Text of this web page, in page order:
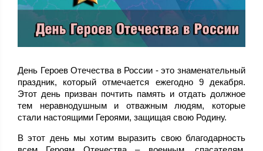
День Героев Отечества в России - это знаменательный
праздник, который отмечается ежегодно 9 декабря.
Этот день призван почтить память и отдать должное
тем неравнодушным и отважным людям, которые
стали настоящими Героями, защищая свою Родину.
В этот день мы хотим выразить свою благодарность